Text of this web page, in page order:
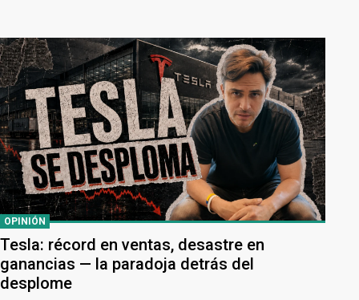
OPINIÓN
Tesla: récord en ventas, desastre en
ganancias — la paradoja detrás del
desplome